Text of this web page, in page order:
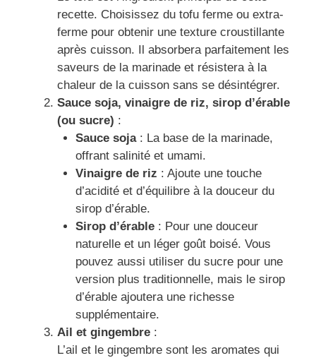
recette. Choisissez du tofu ferme ou extra-
ferme pour obtenir une texture croustillante
après cuisson. Il absorbera parfaitement les
saveurs de la marinade et résistera à la
chaleur de la cuisson sans se désintégrer.
Sauce soja, vinaigre de riz, sirop d’érable
(ou sucre) :
Sauce soja: La base de la marinade,
offrant salinité et umami.
Vinaigre de riz : Ajoute une touche
d’acidité et d’équilibre à la douceur du
sirop d’érable.
Sirop d’érable: Pour une douceur
naturelle et un léger goût boisé. Vous
pouvez aussi utiliser du sucre pour une
version plus traditionnelle, mais le sirop
d’érable ajoutera une richesse
supplémentaire.
Ail et gingembre :
L’ail et le gingembre sont les aromates qui